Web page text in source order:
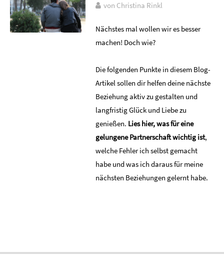
von Christina Rinkl
Nächstes mal wollen wir es besser
machen! Doch wie?
Die folgenden Punkte in diesem Blog-
Artikel sollen dir helfen deine nächste
Beziehung aktiv zu gestalten und
langfristig Glück und Liebe zu
genießen. Lies hier, was für eine
gelungene Partnerschaft wichtig ist,
welche Fehler ich selbst gemacht
habe und was ich daraus für meine
nächsten Beziehungen gelernt habe.